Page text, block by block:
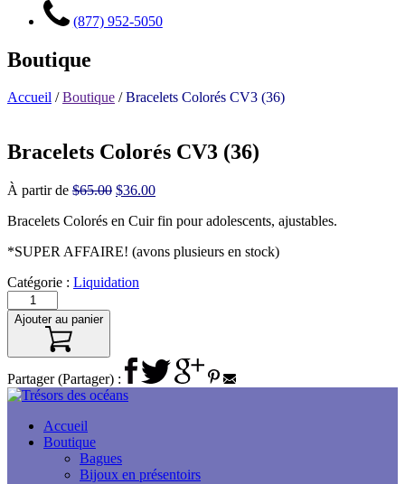
(877) 952-5050
Boutique
Accueil /Boutique /Bracelets Colorés CV3 (36)
Bracelets Colorés CV3 (36)
À partir de $65.00 Le
initial
$65.00.
$36.00Le
actuel
$36.00.
Bracelets Colorés en Cuir fin pour adolescents, ajustables.
*SUPER AFFAIRE! (avons plusieurs en stock)
Catégorie : Liquidation
Ajouter au panier
Partager (Partager) :
Accueil
Boutique
Bagues
Bijoux en présentoirs